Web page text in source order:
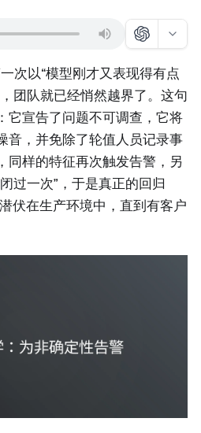
次以“模型刚才又表现得有点
团队就已经悄然越界了。这句
它宣告了问题不可调查，它将
音，并免除了轮值人员记录事
同样的特征再次触发告警，另
过一次”，于是真正的回归
潜伏在生产环境中，直到有客户